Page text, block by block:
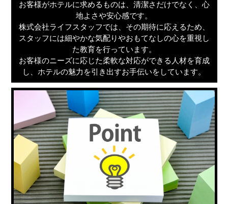
お客様がホテルに求めるものは、清潔さだけでなく、心
地よさや安心感です。
株式会社ライフスタッフでは、その期待に応えるため、
スタッフには細やかな気配りやおもてなしの心を重視し
た教育を行っています。
お客様のニーズに応じた柔軟な対応ができる人材を育成
し、ホテルの魅力を引き出すお手伝いをしています。